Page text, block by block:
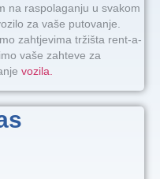
na raspolaganju u svakom
za vaše putovanje.
zahtjevima tržišta rent-a-
vaše zahteve za
vozila.